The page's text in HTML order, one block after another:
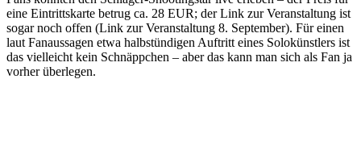
eine Eintrittskarte betrug ca. 28 EUR; der Link zur Veranstaltung ist
sogar noch offen (Link zur Veranstaltung 8. September). Für einen
laut Fanaussagen etwa halbstündigen Auftritt eines Solokünstlers ist
das vielleicht kein Schnäppchen – aber das kann man sich als Fan ja
vorher überlegen.